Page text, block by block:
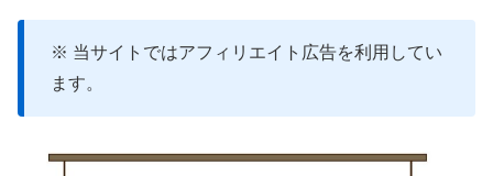
※ 当サイトではアフィリエイト広告を利用してい
ます。